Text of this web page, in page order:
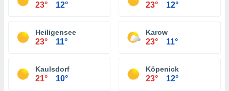
23° 12° 23° 12°
Heiligensee
23° 11°
Karow
23° 11°
Kaulsdorf
21° 10°
Köpenick
23° 12°